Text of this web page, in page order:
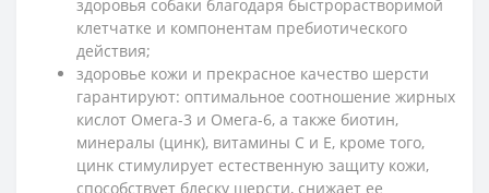
здоровья собаки благодаря быстрорастворимой
клетчатке и компонентам пребиотического
действия;
здоровье кожи и прекрасное качество шерсти
гарантируют: оптимальное соотношение жирных
кислот Омега-3 и Омега-6, а также биотин,
минералы (цинк), витамины С и Е, кроме того,
цинк стимулирует естественную защиту кожи,
способствует блеску шерсти, снижает ее